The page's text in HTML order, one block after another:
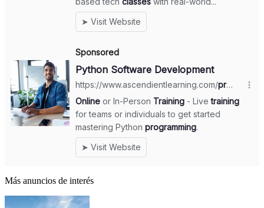
Más anuncios de interés